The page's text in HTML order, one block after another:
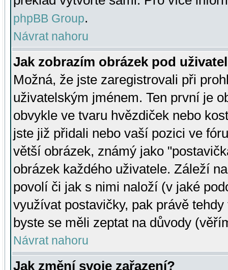
phpBB Group.
Návrat nahoru
Jak zobrazím obrázek pod
Možná, že jste zaregistrovali při
uživatelským jménem. Ten první je
obvykle ve tvaru hvězdiček nebo
jste již přidali nebo vaší pozici ve
větší obrázek, známý jako
obrázek každého uživatele. Záleží
povolí či jak s nimi naloží (v jaké
využívat postavičky, pak právě
byste se měli zeptat na důvody
Návrat nahoru
Jak změní svoje zařazení?